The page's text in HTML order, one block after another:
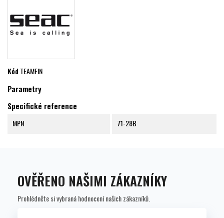
KódTEAMFIN
Parametry
Specifické reference
MPN 71-28B
OVĚŘENO NAŠIMI ZÁKAZNÍKY
Prohlédněte si vybraná hodnocení našich zákazníků.